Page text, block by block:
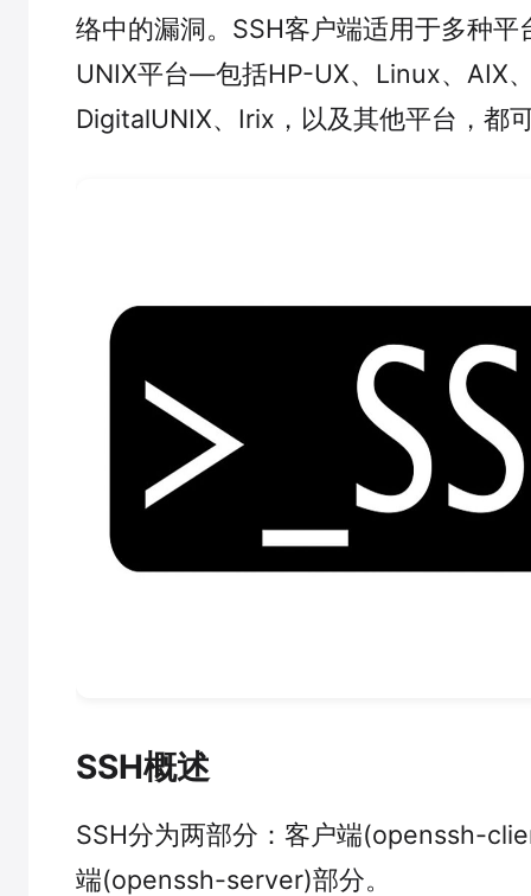
络中的漏洞。SSH客户端适用于多种平
UNIX平台—包括HP-UX、Linux、AIX
DigitalUNIX、Irix，以及其他平台，都
SSH概述
SSH分为两部分：客户端(openssh-
端(openssh-server)部分。